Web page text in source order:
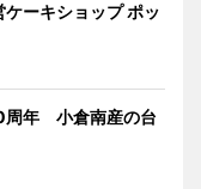
ーキショップ ポッ
周年 小倉南産の台